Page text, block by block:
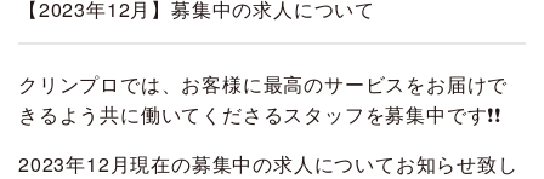
【2023年12月】募集中の求人について
クリンプロでは、お客様に最高のサービスをお届けで
きるよう共に働いてくださるスタッフを募集中です❗❗
2023年12月現在の募集中の求人についてお知らせ致し